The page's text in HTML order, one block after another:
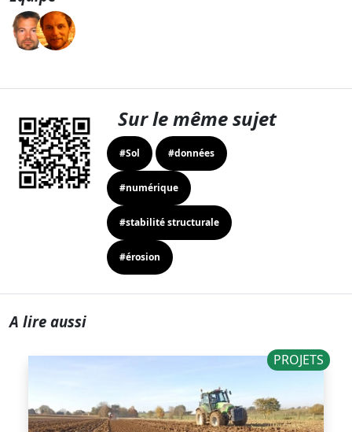
Sur le même sujet
#Sol #données
#numérique
#stabilité structurale
#érosion
A lire aussi
PROJETS